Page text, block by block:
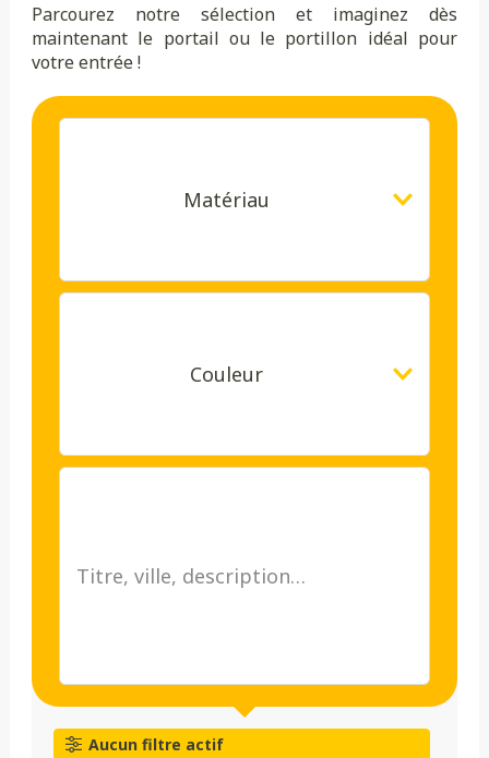
Parcourez notre sélection et imaginez dès
maintenant le portail ou le portillon idéal pour
votre entrée !
Matériau
Couleur
Aucun filtre actif